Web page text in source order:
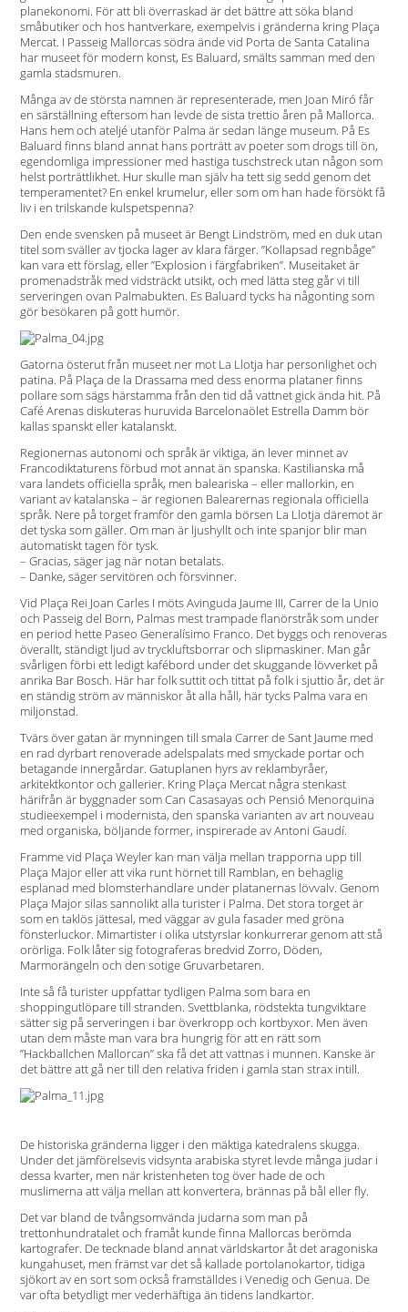
planekonomi. För att bli överraskad är det bättre att söka bland
småbutiker och hos hantverkare, exempelvis i gränderna kring Plaça
Mercat. I Passeig Mallorcas södra ände vid Porta de Santa Catalina
har museet för modern konst, Es Baluard, smälts samman med den
gamla stadsmuren.
Många av de största namnen är representerade, men Joan Miró får
en särställning eftersom han levde de sista trettio åren på Mallorca.
Hans hem och ateljé utanför Palma är sedan länge museum. På Es
Baluard finns bland annat hans porträtt av poeter som drogs till ön,
egendomliga impressioner med hastiga tuschstreck utan någon som
helst porträttlikhet. Hur skulle man själv ha tett sig sedd genom det
temperamentet? En enkel krumelur, eller som om han hade försökt få
liv i en trilskande kulspetspenna?
Den ende svensken på museet är Bengt Lindström, med en duk utan
titel som sväller av tjocka lager av klara färger. ”Kollapsad regnbåge”
kan vara ett förslag, eller ”Explosion i färgfabriken”. Museitaket är
promenadstråk med vidsträckt utsikt, och med lätta steg går vi till
serveringen ovan Palmabukten. Es Baluard tycks ha någonting som
gör besökaren på gott humör.
Gatorna österut från museet ner mot La Llotja har personlighet och
patina. På Plaça de la Drassama med dess enorma plataner finns
pollare som sägs härstamma från den tid då vattnet gick ända hit. På
Café Arenas diskuteras huruvida Barcelonaölet Estrella Damm bör
kallas spanskt eller katalanskt.
Regionernas autonomi och språk är viktiga, än lever minnet av
Francodiktaturens förbud mot annat än spanska. Kastilianska må
vara landets officiella språk, men baleariska – eller mallorkin, en
variant av katalanska – är regionen Balearernas regionala officiella
språk. Nere på torget framför den gamla börsen La Llotja däremot är
det tyska som gäller. Om man är ljushyllt och inte spanjor blir man
automatiskt tagen för tysk.
– Gracias, säger jag när notan betalats.
– Danke, säger servitören och försvinner.
Vid Plaça Rei Joan Carles I möts Avinguda Jaume III, Carrer de la Unio
och Passeig del Born, Palmas mest trampade flanörstråk som under
en period hette Paseo Generalísimo Franco. Det byggs och renoveras
överallt, ständigt ljud av tryckluftsborrar och slipmaskiner. Man går
svårligen förbi ett ledigt kafébord under det skuggande lövverket på
anrika Bar Bosch. Här har folk suttit och tittat på folk i sjuttio år, det är
en ständig ström av människor åt alla håll, här tycks Palma vara en
miljonstad.
Tvärs över gatan är mynningen till smala Carrer de Sant Jaume med
en rad dyrbart renoverade adelspalats med smyckade portar och
betagande innergårdar. Gatuplanen hyrs av reklambyråer,
arkitektkontor och gallerier. Kring Plaça Mercat några stenkast
härifrån är byggnader som Can Casasayas och Pensió Menorquina
studieexempel i modernista, den spanska varianten av art nouveau
med organiska, böljande former, inspirerade av Antoni Gaudí.
Framme vid Plaça Weyler kan man välja mellan trapporna upp till
Plaça Major eller att vika runt hörnet till Ramblan, en behaglig
esplanad med blomsterhandlare under platanernas lövvalv. Genom
Plaça Major silas sannolikt alla turister i Palma. Det stora torget är
som en taklös jättesal, med väggar av gula fasader med gröna
fönsterluckor. Mimartister i olika utstyrslar konkurrerar genom att stå
orörliga. Folk låter sig fotograferas bredvid Zorro, Döden,
Marmorängeln och den sotige Gruvarbetaren.
Inte så få turister uppfattar tydligen Palma som bara en
shoppingutlöpare till stranden. Svettblanka, rödstekta tungviktare
sätter sig på serveringen i bar överkropp och kortbyxor. Men även
utan dem måste man vara bra hungrig för att en rätt som
”Hackballchen Mallorcan” ska få det att vattnas i munnen. Kanske är
det bättre att gå ner till den relativa friden i gamla stan strax intill.
De historiska gränderna ligger i den mäktiga katedralens skugga.
Under det jämförelsevis vidsynta arabiska styret levde många judar i
dessa kvarter, men när kristenheten tog över hade de och
muslimerna att välja mellan att konvertera, brännas på bål eller fly.
Det var bland de tvångsomvända judarna som man på
trettonhundratalet och framåt kunde finna Mallorcas berömda
kartografer. De tecknade bland annat världskartor åt det aragoniska
kungahuset, men främst var det så kallade portolanokartor, tidiga
sjökort av en sort som också framställdes i Venedig och Genua. De
var ofta betydligt mer vederhäftiga än tidens landkartor.